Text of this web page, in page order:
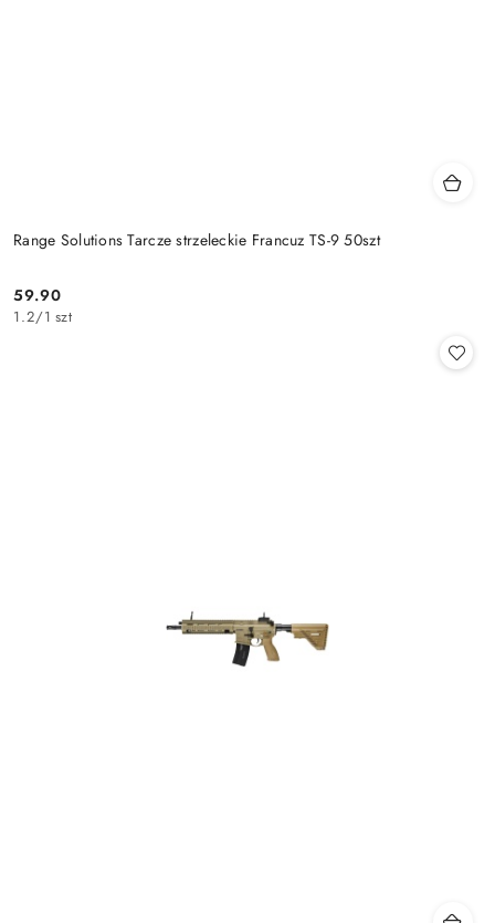
Range Solutions Tarcze strzeleckie Francuz TS-9 50szt
Cena:
59.90
1.2/1 szt